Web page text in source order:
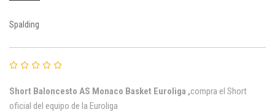
Spalding
Short Baloncesto AS Monaco Basket Euroliga ,compra el Short
oficial del equipo de la Euroliga